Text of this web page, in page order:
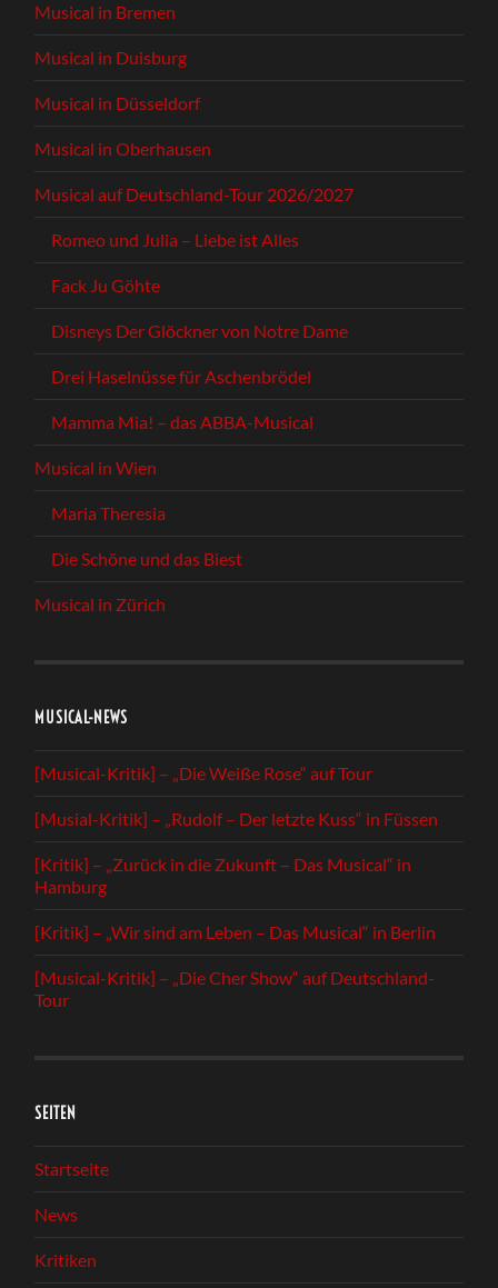
Musical in Bremen
Musical in Duisburg
Musical in Düsseldorf
Musical in Oberhausen
Musical auf Deutschland-Tour 2026/2027
Romeo und Julia – Liebe ist Alles
Fack Ju Göhte
Disneys Der Glöckner von Notre Dame
Drei Haselnüsse für Aschenbrödel
Mamma Mia! – das ABBA-Musical
Musical in Wien
Maria Theresia
Die Schöne und das Biest
Musical in Zürich
MUSICAL-NEWS
[Musical-Kritik] – „Die Weiße Rose“ auf Tour
[Musial-Kritik] – „Rudolf – Der letzte Kuss“ in Füssen
[Kritik] – „Zurück in die Zukunft – Das Musical“ in
Hamburg
[Kritik] – „Wir sind am Leben – Das Musical“ in Berlin
[Musical-Kritik] – „Die Cher Show“ auf Deutschland-
Tour
SEITEN
Startseite
News
Kritiken